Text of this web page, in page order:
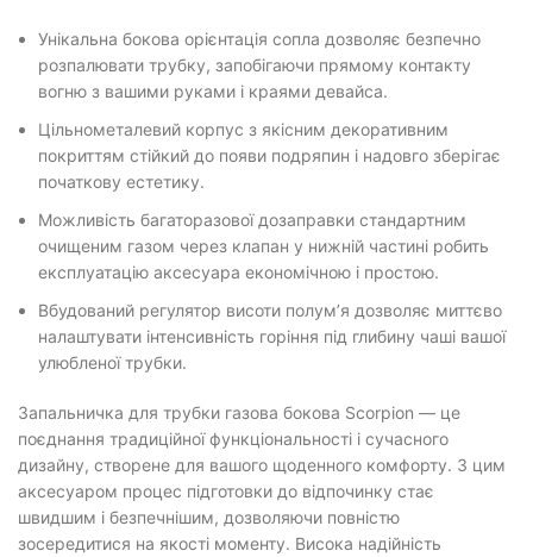
Унікальна бокова орієнтація сопла дозволяє безпечно
розпалювати трубку, запобігаючи прямому контакту
вогню з вашими руками і краями девайса.
Цільнометалевий корпус з якісним декоративним
покриттям стійкий до появи подряпин і надовго зберігає
початкову естетику.
Можливість багаторазової дозаправки стандартним
очищеним газом через клапан у нижній частині робить
експлуатацію аксесуара економічною і простою.
Вбудований регулятор висоти полум’я дозволяє миттєво
налаштувати інтенсивність горіння під глибину чаші вашої
улюбленої трубки.
Запальничка для трубки газова бокова Scorpion — це
поєднання традиційної функціональності і сучасного
дизайну, створене для вашого щоденного комфорту. З цим
аксесуаром процес підготовки до відпочинку стає
швидшим і безпечнішим, дозволяючи повністю
зосередитися на якості моменту. Висока надійність